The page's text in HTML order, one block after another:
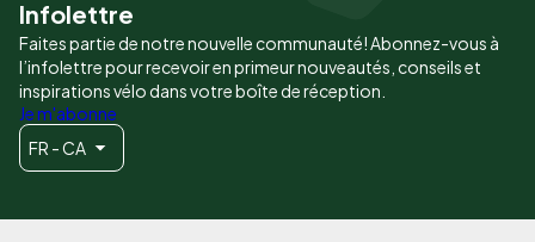
Infolettre
Faites partie de notre nouvelle communauté! Abonnez-vous à
l’infolettre pour recevoir en primeur nouveautés, conseils et
inspirations vélo dans votre boîte de réception.
Je m'abonne
FR - CA